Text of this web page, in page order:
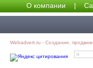
О компании |
Webadvert.ru - Создание,